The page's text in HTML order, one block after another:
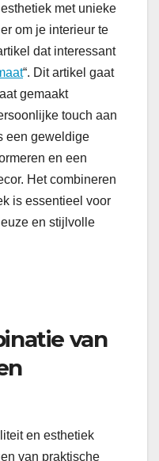
met unieke
om je interieur te
dat interessant
“. Dit artikel gaat
gemaakt
touch aan
een geweldige
en een
Het combineren
is essentieel voor
en stijlvolle
van
en esthetiek
van praktische